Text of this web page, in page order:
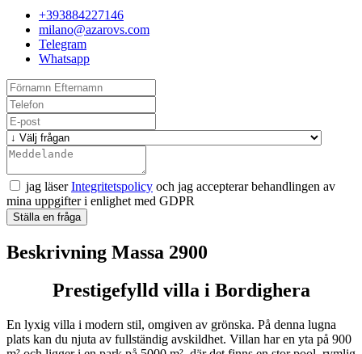
+393884227146
milano@azarovs.com
Telegram
Whatsapp
jag läserIntegritetspolicy och jag accepterar behandlingen av
mina uppgifter i enlighet med GDPR
Ställa en fråga
Beskrivning Massa 2900
Prestigefylld villa i Bordighera
En lyxig villa i modern stil, omgiven av grönska. På denna lugna
plats kan du njuta av fullständig avskildhet. Villan har en yta på 900